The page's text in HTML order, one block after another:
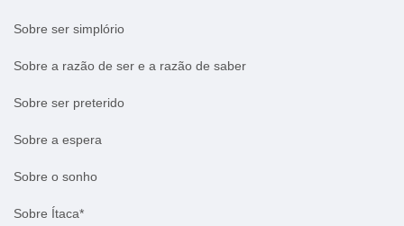
Sobre ser simplório
Sobre a razão de ser e a razão de saber
Sobre ser preterido
Sobre a espera
Sobre o sonho
Sobre Ítaca*